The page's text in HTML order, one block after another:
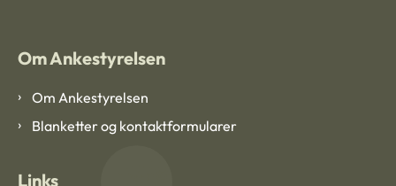
Om Ankestyrelsen
Om Ankestyrelsen
Blanketter og kontaktformularer
Links